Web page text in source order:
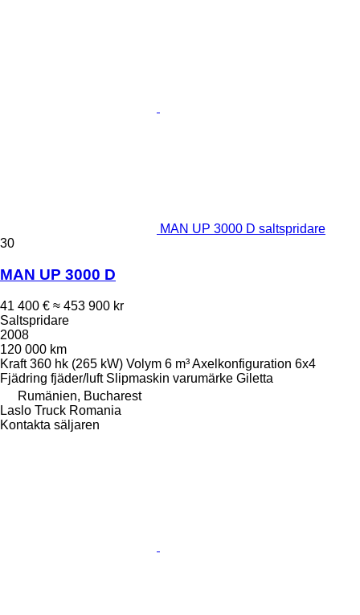
MAN UP 3000 D saltspridare
30
MAN UP 3000 D
41 400 € ≈ 453 900 kr
Saltspridare
2008
120 000 km
Kraft 360 hk (265 kW) Volym 6 m³Axelkonfiguration 6x4
Fjädring fjäder/luft Slipmaskin varumärke Giletta
Rumänien, Bucharest
Laslo Truck Romania
Kontakta säljaren